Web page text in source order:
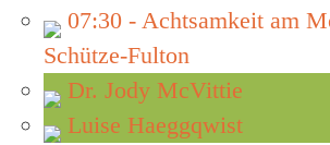
07:30 - Achtsamkeit am
Schütze-Fulton
Dr. Jody McVittie
Luise Haeggqwist